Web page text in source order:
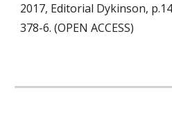
2017, Editorial Dykinson,
378-6. (OPEN ACCESS)